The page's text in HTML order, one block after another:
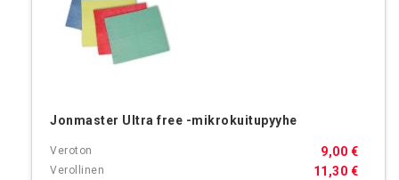
Jonmaster Ultra free -mikrokuitupyyhe
11,30 €
9,00 €